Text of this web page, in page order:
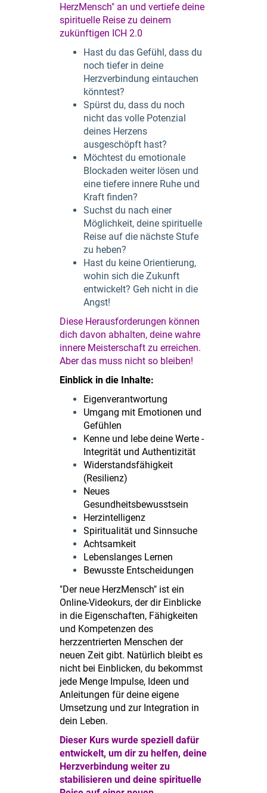
HerzMensch" an und vertiefe deine
spirituelle Reise zu deinem
zukünftigen ICH 2.0
Hast du das Gefühl, dass du
noch tiefer in deine
Herzverbindung eintauchen
könntest?
Spürst du, dass du noch
nicht das volle Potenzial
deines Herzens
ausgeschöpft hast?
Möchtest du emotionale
Blockaden weiter lösen und
eine tiefere innere Ruhe und
Kraft finden?
Suchst du nach einer
Möglichkeit, deine spirituelle
Reise auf die nächste Stufe
zu heben?
Hast du keine Orientierung,
wohin sich die Zukunft
entwickelt? Geh nicht in die
Angst!
Diese Herausforderungen können
dich davon abhalten, deine wahre
innere Meisterschaft zu erreichen.
Aber das muss nicht so bleiben!
Einblick in die Inhalte:
Eigenverantwortung
Umgang mit Emotionen und
Gefühlen
Kenne und lebe deine Werte -
Integrität und Authentizität
Widerstandsfähigkeit
(Resilienz)
Neues
Gesundheitsbewusstsein
Herzintelligenz
Spiritualität und Sinnsuche
Achtsamkeit
Lebenslanges Lernen
Bewusste Entscheidungen
"Der neue HerzMensch" ist ein
Online-Videokurs, der dir Einblicke
in die Eigenschaften, Fähigkeiten
und Kompetenzen des
herzzentrierten Menschen der
neuen Zeit gibt. Natürlich bleibt es
nicht bei Einblicken, du bekommst
jede Menge Impulse, Ideen und
Anleitungen für deine eigene
Umsetzung und zur Integration in
dein Leben.
Dieser Kurs wurde speziell dafür
entwickelt, um dir zu helfen, deine
Herzverbindung weiter zu
stabilisieren und deine spirituelle